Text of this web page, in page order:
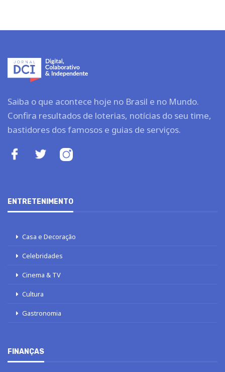
Saiba o que acontece hoje no Brasil e no Mundo.
Confira resultados de loterias, notícias do seu time,
bastidores dos famosos e guias de serviços.
ENTRETENIMENTO
Casa e Decoração
Celebridades
Cinema & TV
Cultura
Gastronomia
FINANÇAS